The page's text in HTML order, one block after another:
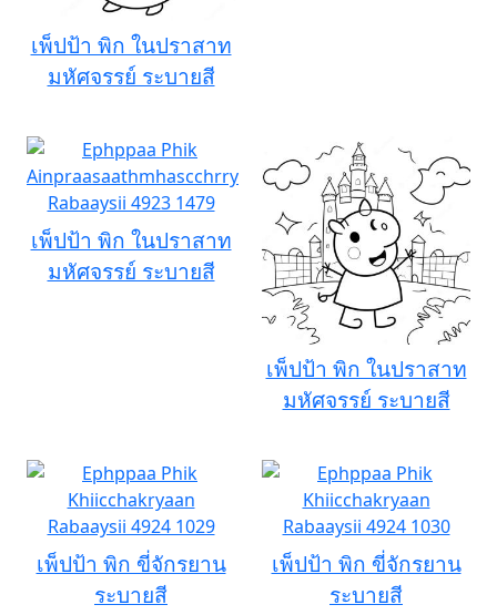
เพ็ปป้า พิก ในปราสาท
มหัศจรรย์ ระบายสี
เพ็ปป้า พิก ในปราสาท
มหัศจรรย์ ระบายสี
เพ็ปป้า พิก ในปราสาท
มหัศจรรย์ ระบายสี
เพ็ปป้า พิก ขี่จักรยาน
ระบายสี
เพ็ปป้า พิก ขี่จักรยาน
ระบายสี